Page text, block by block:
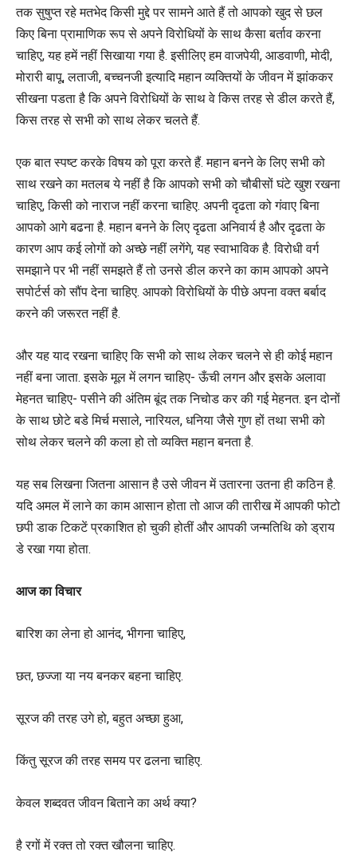
तक सुषुप्त रहे मतभेद किसी मुद्दे पर सामने आते हैं तो आपको खुद से छल
किए बिना प्रामाणिक रूप से अपने विरोधियों के साथ कैसा बर्ताव करना
चाहिए, यह हमें नहीं सिखाया गया है. इसीलिए हम वाजपेयी, आडवाणी, मोदी,
मोरारी बापू, लताजी, बच्चनजी इत्यादि महान व्यक्तियों के जीवन में झांककर
सीखना पडता है कि अपने विरोधियों के साथ वे किस तरह से डील करते हैं,
किस तरह से सभी को साथ लेकर चलते हैं.
एक बात स्पष्ट करके विषय को पूरा करते हैं. महान बनने के लिए सभी को
साथ रखने का मतलब ये नहीं है कि आपको सभी को चौबीसों घंटे खुश रखना
चाहिए, किसी को नाराज नहीं करना चाहिए. अपनी दृढता को गंवाए बिना
आपको आगे बढना है. महान बनने के लिए दृढता अनिवार्य है और दृढता के
कारण आप कई लोगों को अच्छे नहीं लगेंगे, यह स्वाभाविक है. विरोधी वर्ग
समझाने पर भी नहीं समझते हैं तो उनसे डील करने का काम आपको अपने
सपोर्टर्स को सौंप देना चाहिए. आपको विरोधियों के पीछे अपना वक्त बर्बाद
करने की जरूरत नहीं है.
और यह याद रखना चाहिए कि सभी को साथ लेकर चलने से ही कोई महान
नहीं बना जाता. इसके मूल में लगन चाहिए- ऊँची लगन और इसके अलावा
मेहनत चाहिए- पसीने की अंतिम बूंद तक निचोड कर की गई मेहनत. इन दोनों
के साथ छोटे बडे मिर्च मसाले, नारियल, धनिया जैसे गुण हों तथा सभी को
सोथ लेकर चलने की कला हो तो व्यक्ति महान बनता है.
यह सब लिखना जितना आसान है उसे जीवन में उतारना उतना ही कठिन है.
यदि अमल में लाने का काम आसान होता तो आज की तारीख में आपकी फोटो
छपी डाक टिकटें प्रकाशित हो चुकी होतीं और आपकी जन्मतिथि को ड्राय
डे रखा गया होता.
आज का विचार
बारिश का लेना हो आनंद, भीगना चाहिए,
छत, छज्जा या नय बनकर बहना चाहिए.
सूरज की तरह उगे हो, बहुत अच्छा हुआ,
किंतु सूरज की तरह समय पर ढलना चाहिए.
केवल शब्दवत जीवन बिताने का अर्थ क्या?
है रगों में रक्त तो रक्त खौलना चाहिए.